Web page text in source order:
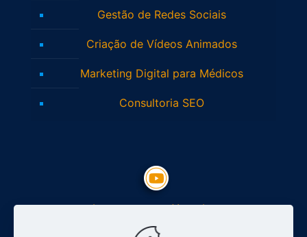
Gestão de Redes Sociais
Criação de Vídeos Animados
Marketing Digital para Médicos
Consultoria SEO
Inscreva-se no Youtube